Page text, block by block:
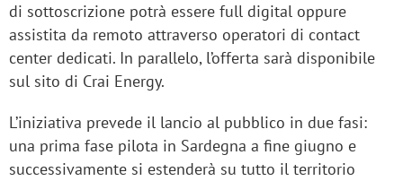
di sottoscrizione potrà essere full digital oppure
assistita da remoto attraverso operatori di contact
center dedicati. In parallelo, l’offerta sarà disponibile
sul sito di Crai Energy.
L’iniziativa prevede il lancio al pubblico in due fasi:
una prima fase pilota in Sardegna a fine giugno e
successivamente si estenderà su tutto il territorio